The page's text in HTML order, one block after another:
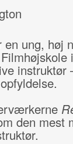
en ung, høj
instruktør
den mest